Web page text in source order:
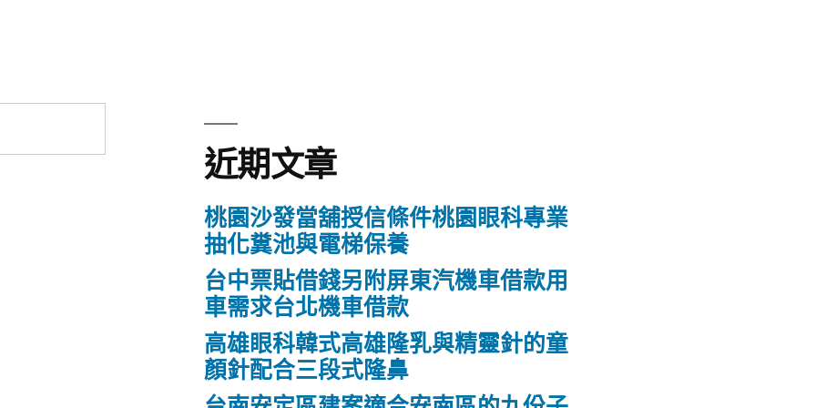
近期文章
桃園沙發當舖授信條件桃園眼科專業
抽化糞池與電梯保養
台中票貼借錢另附屏東汽機車借款用
車需求台北機車借款
高雄眼科韓式高雄隆乳與精靈針的童
顏針配合三段式隆鼻